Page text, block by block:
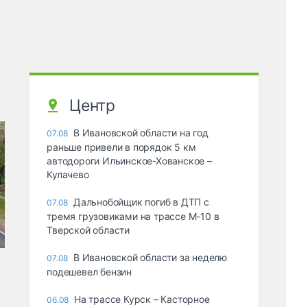
Центр
07.08 В Ивановской области на год
раньше привели в порядок 5 км
автодороги Ильинское-Хованское –
Кулачево
07.08 Дальнобойщик погиб в ДТП с
тремя грузовиками на трассе М-10 в
Тверской области
07.08 В Ивановской области за неделю
подешевел бензин
06.08 На трассе Курск – Касторное